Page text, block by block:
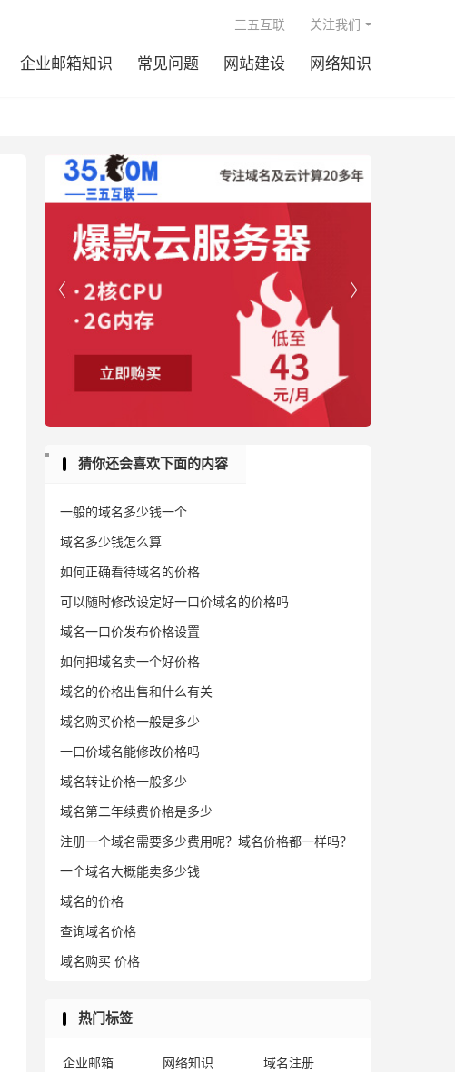
企业邮箱知识 常见问题 网站建设 网络知识
三五互联 关注我们


猜你还会喜欢下面的内容
一般的域名多少钱一个
域名多少钱怎么算
如何正确看待域名的价格
可以随时修改设定好一口价域名的价格吗
域名一口价发布价格设置
如何把域名卖一个好价格
域名的价格出售和什么有关
域名购买价格一般是多少
一口价域名能修改价格吗
域名转让价格一般多少
域名第二年续费价格是多少
注册一个域名需要多少费用呢？域名价格都一样吗？
一个域名大概能卖多少钱
域名的价格
查询域名价格
域名购买 价格
热门标签
企业邮箱 网络知识
域名注册